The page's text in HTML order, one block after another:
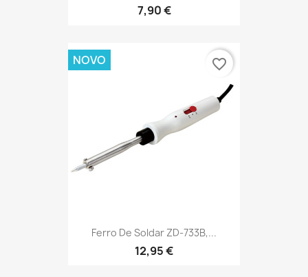
7,90 €
Ferro De Soldar ZD-733B,...
12,95 €
NOVO favorite_border